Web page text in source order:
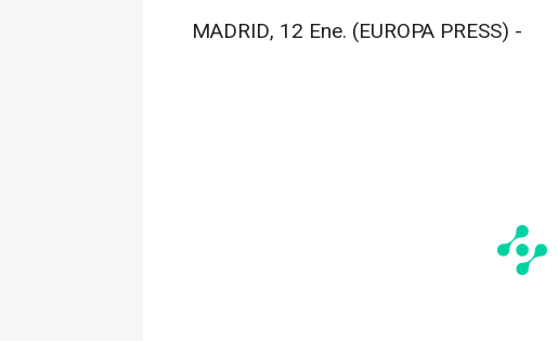
MADRID, 12 Ene. (EUROPA PRESS) -